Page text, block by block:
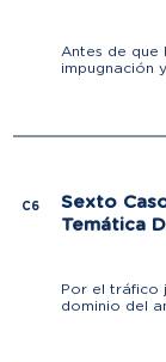
Antes de que
impugnación
C6
Sexto
Temática
Por el tráfico
dominio del